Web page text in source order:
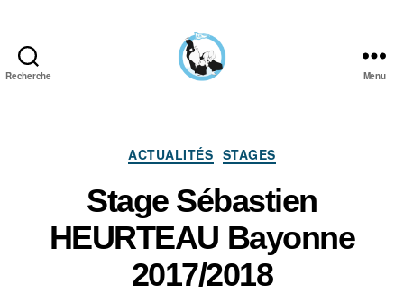
Recherche Menu
Catégories
ACTUALITÉS STAGES
Stage Sébastien
HEURTEAU Bayonne
2017/2018